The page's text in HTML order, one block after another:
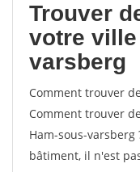
Trouver
votre
varsberg
Comment trouver
Comment trouver
Ham-sous-
bâtiment, il n'est